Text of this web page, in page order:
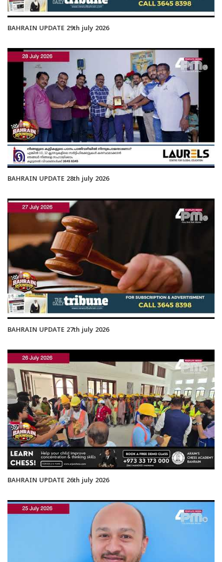
BAHRAIN UPDATE 29th july 2026
BAHRAIN UPDATE 28th july 2026
BAHRAIN UPDATE 27th july 2026
BAHRAIN UPDATE 26th july 2026